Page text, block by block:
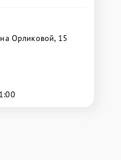
Орликовой, 15